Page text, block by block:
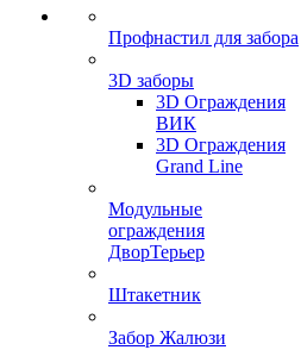
Профнастил для забора
3D заборы
3D Ограждения
ВИК
3D Ограждения
Grand Line
Модульные
ограждения
ДворТерьер
Штакетник
Забор Жалюзи